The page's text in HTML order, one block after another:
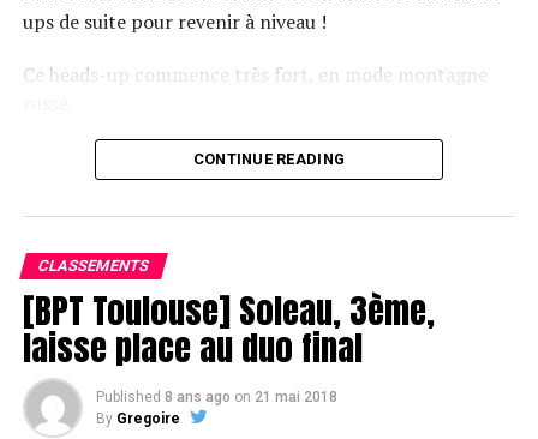
ups de suite pour revenir à niveau !
Ce heads-up commence très fort, en mode montagne
Le champagne va réchauffer si les deux finalistes ne se décident pas !
CONTINUE READING
CLASSEMENTS
[BPT Toulouse] Soleau, 3ème,
laisse place au duo final
Published 8 ans ago on 21 mai 2018
By Gregoire